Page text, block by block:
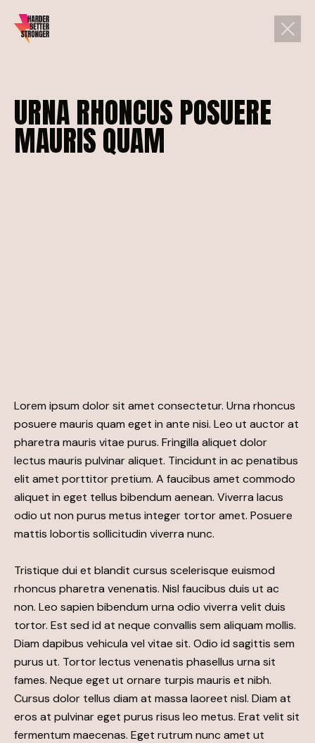
URNARHONCUS POSUERE
MAURISQUAM
Lorem ipsum dolor sit amet consectetur. Urna rhoncus
posuere mauris quam eget in ante nisi. Leo ut auctor at
pharetra mauris vitae purus. Fringilla aliquet dolor
lectus mauris pulvinar aliquet. Tincidunt in ac penatibus
elit amet porttitor pretium. A faucibus amet commodo
aliquet in eget tellus bibendum aenean. Viverra lacus
odio ut non purus metus integer tortor amet. Posuere
mattis lobortis sollicitudin viverra nunc.
Tristique dui et blandit cursus scelerisque euismod
rhoncus pharetra venenatis. Nisl faucibus duis ut ac
non. Leo sapien bibendum urna odio viverra velit duis
tortor. Est sed id at neque convallis sem aliquam mollis.
Diam dapibus vehicula vel vitae sit. Odio id sagittis sem
purus ut. Tortor lectus venenatis phasellus urna sit
fames. Neque eget ut ornare turpis mauris et nibh.
Cursus dolor tellus diam at massa laoreet nisl. Diam at
eros at pulvinar eget purus risus leo metus. Erat velit sit
fermentum maecenas. Eget rutrum nunc amet ut